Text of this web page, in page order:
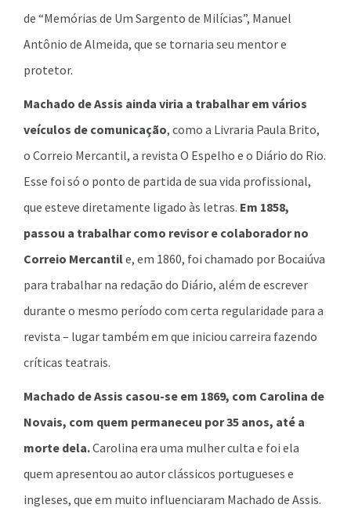
de “Memórias de Um Sargento de Milícias”, Manuel
Antônio de Almeida, que se tornaria seu mentor e
protetor.
Machado de Assis ainda viria a trabalhar em vários
veículos de comunicação, como a Livraria Paula Brito,
o Correio Mercantil, a revista O Espelho e o Diário do Rio.
Esse foi só o ponto de partida de sua vida profissional,
que esteve diretamente ligado às letras. Em 1858,
passou a trabalhar como revisor e colaborador no
Correio Mercantile, em 1860, foi chamado por Bocaiúva
para trabalhar na redação do Diário, além de escrever
durante o mesmo período com certa regularidade para a
revista – lugar também em que iniciou carreira fazendo
críticas teatrais.
Machado de Assis casou-se em 1869, com Carolina de
Novais, com quem permaneceu por 35 anos, até a
morte dela.Carolina era uma mulher culta e foi ela
quem apresentou ao autor clássicos portugueses e
ingleses, que em muito influenciaram Machado de Assis.